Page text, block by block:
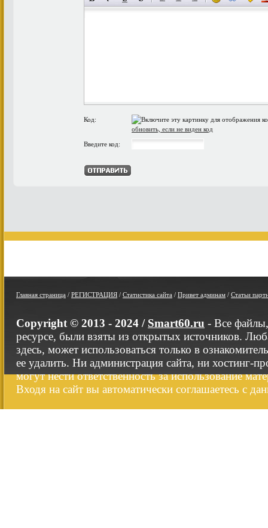
Код:
обновить, если не виден код
Введите код:
Главная страница / РЕГИСТРАЦИЯ / Статистика сайта / Привет админам / Статьи
Copyright © 2013 - 2024 / Smart60.ru - Все
ресурсе, были взяты из открытых источников.
здесь, может использоваться только в
ее удалить. Ни администрация сайта, ни хостинг-
могут нести ответственность за использование
Входя на сайт вы автоматически соглашаетесь с